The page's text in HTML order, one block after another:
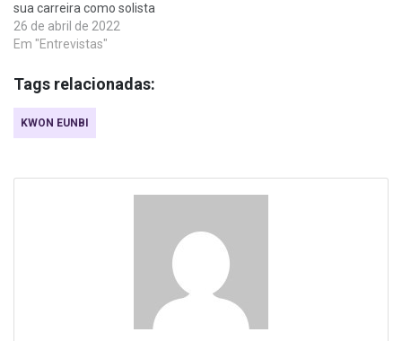
sua carreira como solista
26 de abril de 2022
Em "Entrevistas"
Tags relacionadas:
KWON EUNBI